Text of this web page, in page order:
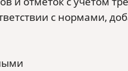
с нормами,